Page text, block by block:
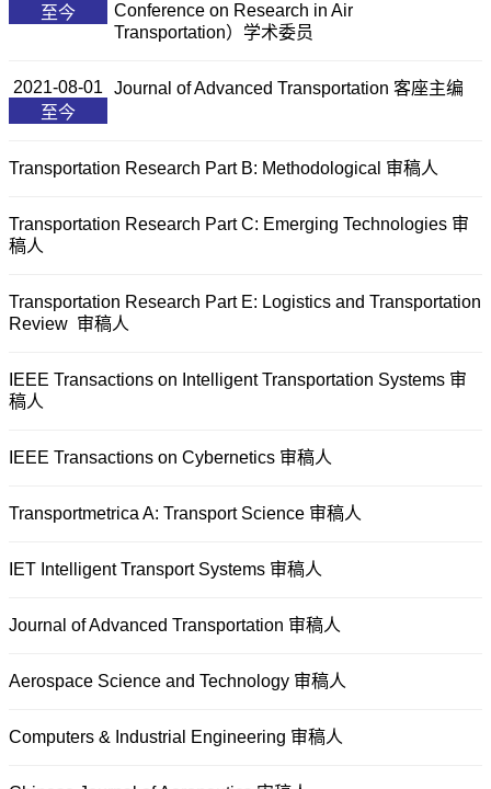
至今
Conference on Research in Air
Transportation）学术委员
2021-08-01
至今
Journal of Advanced Transportation 客座主编
Transportation Research Part B: Methodological 审稿人
Transportation Research Part C: Emerging Technologies 审
稿人
Transportation Research Part E: Logistics and Transportation
Review 审稿人
IEEE Transactions on Intelligent Transportation Systems 审
稿人
IEEE Transactions on Cybernetics 审稿人
Transportmetrica A: Transport Science 审稿人
IET Intelligent Transport Systems 审稿人
Journal of Advanced Transportation 审稿人
Aerospace Science and Technology 审稿人
Computers & Industrial Engineering 审稿人